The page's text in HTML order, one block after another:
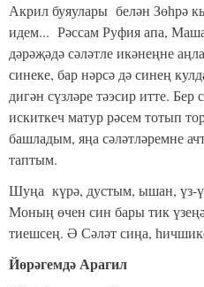
Акрил буяулары белән Зөһрә
идем... Рәссам Руфия апа,
дәрәҗәдә сәләтле икәнеңне
синеке, бар нәрсә дә синең
дигән сүзләре тәэсир итте.
искиткеч матур рәсем тотып
башладым, яңа сәләтләремне
таптым.
Шуңа күрә, дустым, ышан, үз-
Моның өчен син бары тик
тиешсең. Ә Сәләт сиңа,
Йөрәгемдә Арагил